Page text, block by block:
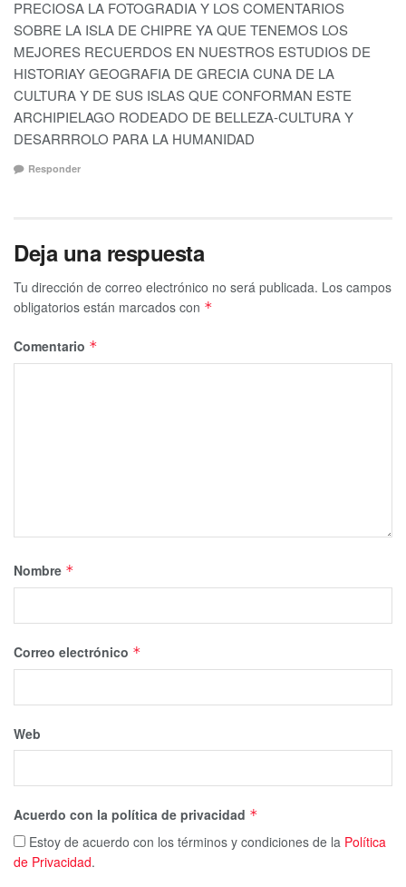
PRECIOSA LA FOTOGRADIA Y LOS COMENTARIOS
SOBRE LA ISLA DE CHIPRE YA QUE TENEMOS LOS
MEJORES RECUERDOS EN NUESTROS ESTUDIOS DE
HISTORIAY GEOGRAFIA DE GRECIA CUNA DE LA
CULTURA Y DE SUS ISLAS QUE CONFORMAN ESTE
ARCHIPIELAGO RODEADO DE BELLEZA-CULTURA Y
DESARRROLO PARA LA HUMANIDAD
Responder
Deja una respuesta
Tu dirección de correo electrónico no será publicada. Los campos
obligatorios están marcados con *
Comentario *
Nombre *
Correo electrónico *
Web
Acuerdo con la política de privacidad *
Estoy de acuerdo con los términos y condiciones de la Política
de Privacidad.